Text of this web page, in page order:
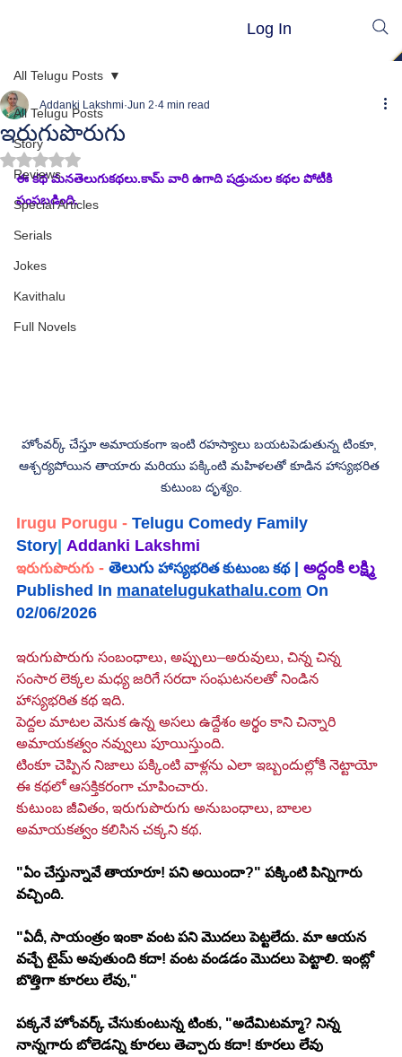
Log In
All Telugu Posts
Story
Reviews
Special Articles
Serials
Jokes
Kavithalu
Full Novels
All Telugu Posts
ఇరుగుపొరుగు
Addanki Lakshmi Jun 2 4 min read
Rated NaN out of 5 stars.
ఈ కథ మనతెలుగుకథలు.కామ్ వారి ఉగాది షడ్రుచుల కథల పోటీకి
పంపబడింది.
హోంవర్క్ చేస్తూ అమాయకంగా ఇంటి రహస్యాలు బయటపెడుతున్న టింకూ,
ఆశ్చర్యపోయిన తాయారు మరియు పక్కింటి మహిళలతో కూడిన హాస్యభరిత
కుటుంబ దృశ్యం.
Irugu Porugu - Telugu Comedy Family
Story| Addanki Lakshmi
ఇరుగుపొరుగు - తెలుగు హాస్యభరిత కుటుంబ కథ | అద్దంకి లక్ష్మి
Published In manatelugukathalu.com On
02/06/2026
ఇరుగుపొరుగు సంబంధాలు, అప్పులు–అరువులు, చిన్న చిన్న
సంసార లెక్కల మధ్య జరిగే సరదా సంఘటనలతో నిండిన
హాస్యభరిత కథ ఇది.
పెద్దల మాటల వెనుక ఉన్న అసలు ఉద్దేశం అర్థం కాని చిన్నారి
అమాయకత్వం నవ్వులు పూయిస్తుంది.
టింకూ చెప్పిన నిజాలు పక్కింటి వాళ్లను ఎలా ఇబ్బందుల్లోకి నెట్టాయో
ఈ కథలో ఆసక్తికరంగా చూపించారు.
కుటుంబ జీవితం, ఇరుగుపొరుగు అనుబంధాలు, బాలల
అమాయకత్వం కలిసిన చక్కని కథ.
"ఏం చేస్తున్నావే తాయారూ! పని అయిందా?" పక్కింటి పిన్నిగారు
వచ్చింది.
"ఏదీ, సాయంత్రం ఇంకా వంట పని మొదలు పెట్టలేదు. మా ఆయన
వచ్చే టైమ్ అవుతుంది కదా! వంట వండడం మొదలు పెట్టాలి. ఇంట్లో
బొత్తిగా కూరలు లేవు,"
పక్కనే హోంవర్క్ చేసుకుంటున్న టింకు, "అదేమిటమ్మా? నిన్న
నాన్నగారు బోలెడన్ని కూరలు తెచ్చారు కదా! కూరలు లేవు